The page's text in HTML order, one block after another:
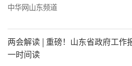
嘛？神戳戳滴”。巨大的
霆”潮女，一些抽象的材料
是“一些碎纸片片、瓶瓶罐
幕”。
中华网山东频道
两会解读 | 重磅！山东省政府工作
一时间读